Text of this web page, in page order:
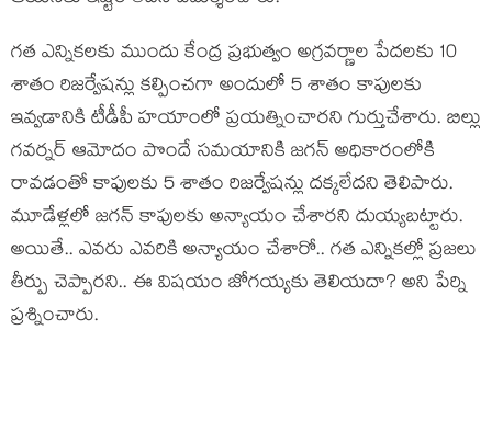
గ‌త ఎన్నిక‌ల‌కు ముందు కేంద్ర ప్ర‌భుత్వం అగ్రవర్ణాల పేదలకు 10
శాతం రిజర్వేషన్లు కల్పించగా అందులో 5 శాతం కాపులకు
ఇవ్వడానికి టీడీపీ హయాంలో ప్రయత్నించారని గుర్తుచేశారు. బిల్లు
గవర్నర్ ఆమోదం పొందే సమయానికి జగన్‌ అధికారంలోకి
రావడంతో కాపులకు 5 శాతం రిజర్వేషన్లు దక్కలేదని తెలిపారు.
మూడేళ్లలో జగన్‌ కాపులకు అన్యాయం చేశారని దుయ్యబట్టారు.
అయితే.. ఎవ‌రు ఎవ‌రికి అన్యాయం చేశారో.. గ‌త ఎన్నిక‌ల్లో ప్ర‌జ‌లు
తీర్పు చెప్పార‌ని.. ఈ విష‌యం జోగ‌య్య‌కు తెలియ‌దా? అని పేర్ని
ప్ర‌శ్నించారు.